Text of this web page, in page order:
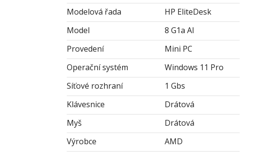
Modelová řada
HP EliteDesk
Model
8 G1a AI
Provedení
Mini PC
Operační systém
Windows 11 Pro
Síťové rozhraní
1 Gbs
Klávesnice
Drátová
Myš
Drátová
Výrobce
AMD